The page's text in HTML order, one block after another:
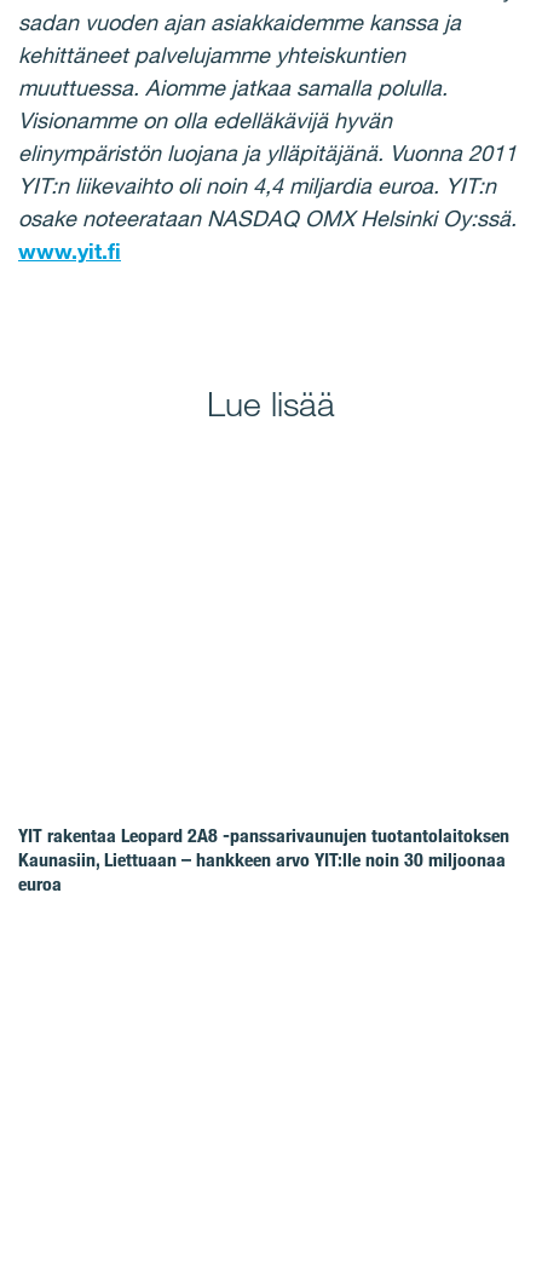
sadan vuoden ajan asiakkaidemme kanssa ja
kehittäneet palvelujamme yhteiskuntien
muuttuessa. Aiomme jatkaa samalla polulla.
Visionamme on olla edelläkävijä hyvän
elinympäristön luojana ja ylläpitäjänä. Vuonna 2011
YIT:n liikevaihto oli noin 4,4 miljardia euroa. YIT:n
osake noteerataan NASDAQ OMX Helsinki Oy:ssä.
www.yit.fi
Lue lisää
YIT rakentaa Leopard 2A8 -panssarivaunujen tuotantolaitoksen
Kaunasiin, Liettuaan – hankkeen arvo YIT:lle noin 30 miljoonaa
euroa